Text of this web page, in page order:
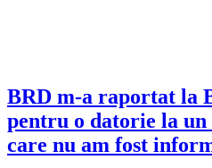
BRD m-a raportat la
pentru o datorie la un
care nu am fost